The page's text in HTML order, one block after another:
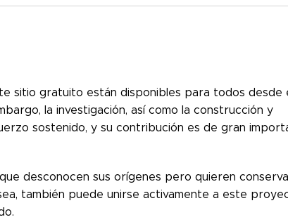
sitio gratuito están disponibles para todos desde
la investigación, así como la construcción y
sostenido, y su contribución es de gran
desconocen sus orígenes pero quieren
también puede unirse activamente a este